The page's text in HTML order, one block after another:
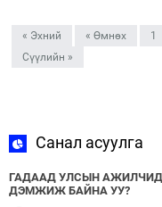
« Эхний « Өмнөх 1
Сүүлийн »
Санал асуулга
ГАДААД УЛСЫН
ДЭМЖИЖ БАЙНА УУ?